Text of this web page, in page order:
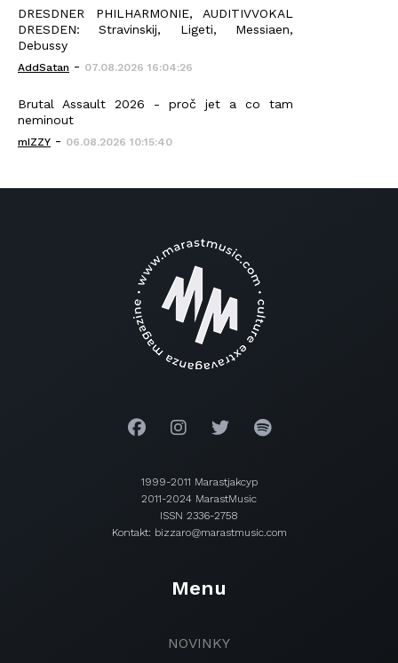
DRESDNER PHILHARMONIE, AUDITIVVOKAL
DRESDEN: Stravinskij, Ligeti, Messiaen,
Debussy
AddSatan - 07.08.2026 16:04:26
Brutal Assault 2026 - proč jet a co tam
neminout
mIZZY - 06.08.2026 10:15:40
1999-2011 Marastjakcyp
2011-2024 MarastMusic
ISSN 2336-2758
Kontakt: bizzaro@marastmusic.com
Menu
NOVINKY